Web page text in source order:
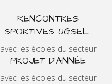
RENCONTRES
SPORTIVES UGSEL
avec les écoles du secteur
PROJET D’ANNÉE
avec les écoles du secteur